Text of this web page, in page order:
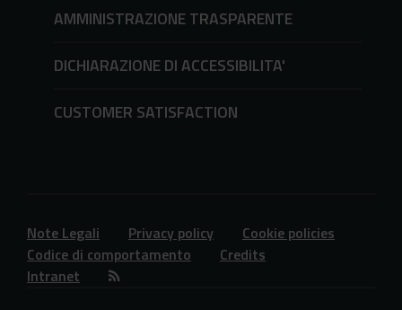
AMMINISTRAZIONE TRASPARENTE
DICHIARAZIONE DI ACCESSIBILITA'
CUSTOMER SATISFACTION
Note Legali Privacy policy
Cookie policies
Codice di comportamento
Credits
Intranet